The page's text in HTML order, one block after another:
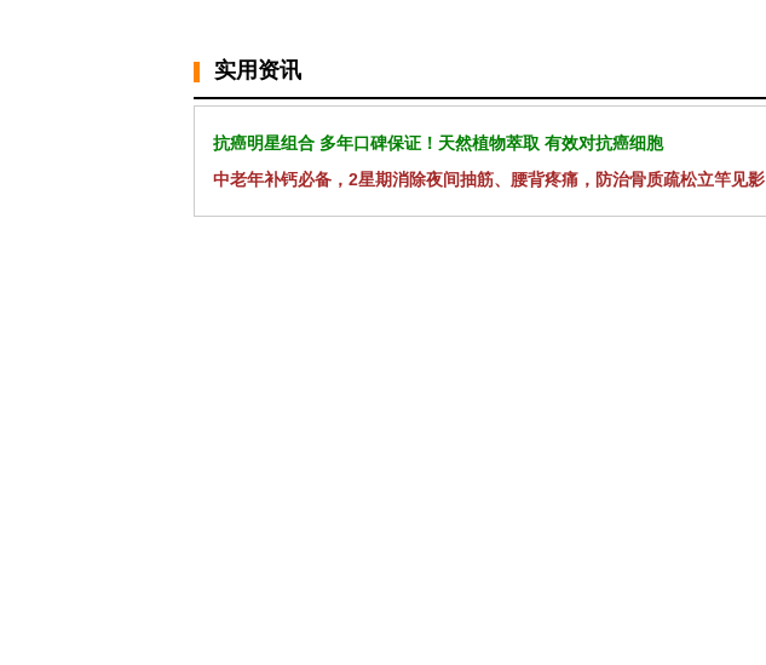
实用资讯
抗癌明星组合 多年口碑保证！天然植物萃取 有效对抗癌细胞
中老年补钙必备，2星期消除夜间抽筋、腰背疼痛，防治骨质疏松立竿见影